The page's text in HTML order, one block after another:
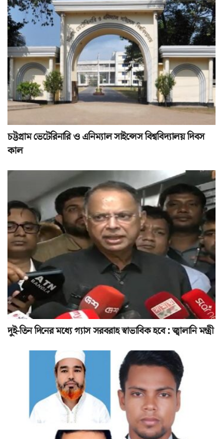
চট্টগ্রাম ভেটেরিনারি ও এনিম্যাল সাইন্সেস বিশ্ববিদ্যালয় দিবস
কাল
দুই-তিন দিনের মধ্যে গ্যাস সরবরাহ স্বাভাবিক হবে : জ্বালানি মন্ত্রী